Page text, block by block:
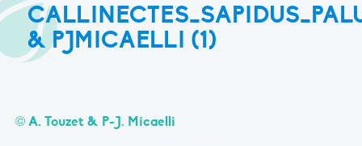
& PJMICAELLI (1)
© A. Touzet & P-J. Micaelli